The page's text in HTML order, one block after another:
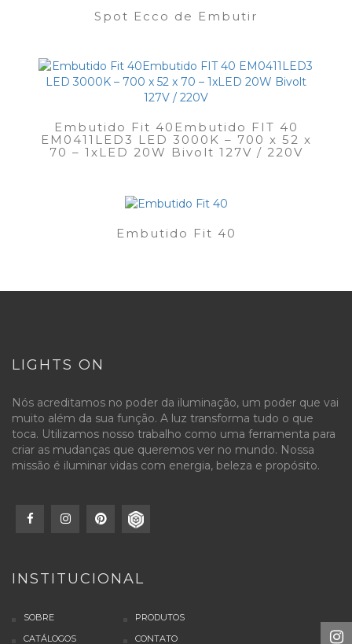
Spot Ecco de Embutir
Embutido Fit 40Embutido FIT 40
EM0411LED3 LED 3000K – 700 x 52 x
70 – 1xLED 20W Bivolt 127V / 220V
Embutido Fit 40
LIGHTS ON
Nós acreditamos no poder da iluminação, um poder que vai
muito além da sua função. A luz transforma tudo o que
toca. Utilizamos nosso trabalho como uma ferramenta para
criar as mudanças que queremos ver no mundo. Nossa
missão é iluminar vidas com energia, beleza e propósito.
INSTITUCIONAL
SOBRE
PRODUTOS
CATÁLOGOS
CONTATO